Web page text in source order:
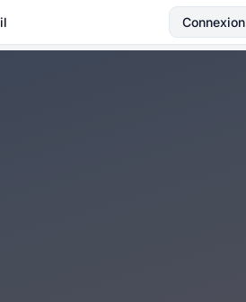
Connexion